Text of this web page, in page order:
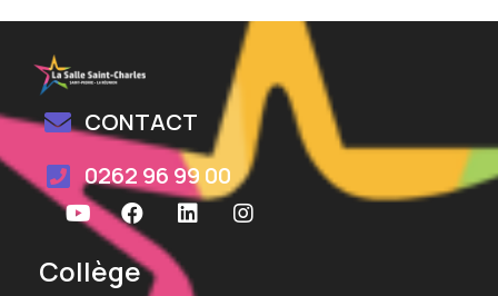
CONTACT
0262 96 99 00
Collège